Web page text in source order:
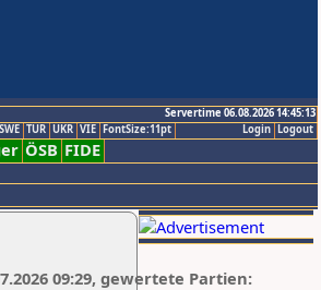
Servertime 06.08.2026 14:45:13
Logout
Login
SWE TUR UKR VIE FontSize:11pt
ÖSB FIDE
09:29, gewertete Partien: